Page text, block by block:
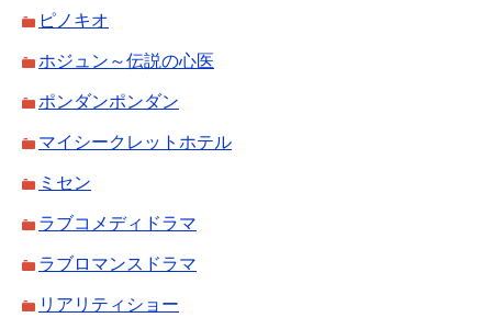
ピノキオ
ホジュン～伝説の心医
ポンダンポンダン
マイシークレットホテル
ミセン
ラブコメディドラマ
ラブロマンスドラマ
リアリティショー